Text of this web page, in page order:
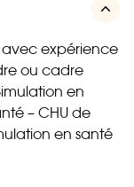
expérience
ou cadre
en
– CHU de
en santé